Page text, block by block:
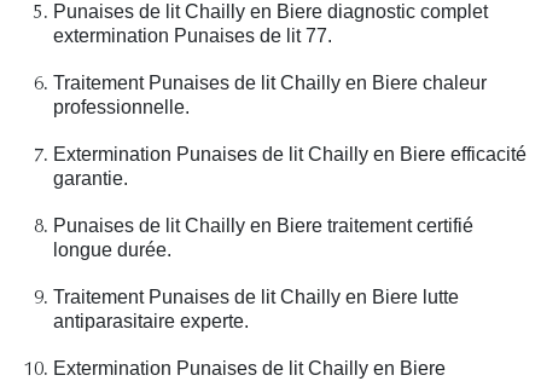
Punaises de lit Chailly en Biere diagnostic complet
extermination Punaises de lit 77.
Traitement Punaises de lit Chailly en Biere chaleur
professionnelle.
Extermination Punaises de lit Chailly en Biere efficacité
garantie.
Punaises de lit Chailly en Biere traitement certifié
longue durée.
Traitement Punaises de lit Chailly en Biere lutte
antiparasitaire experte.
Extermination Punaises de lit Chailly en Biere